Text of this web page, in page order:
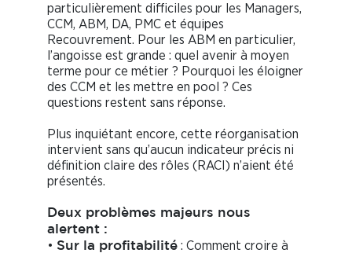
particulièrement difficiles pour les Managers,
CCM, ABM, DA, PMC et équipes
Recouvrement. Pour les ABM en particulier,
l’angoisse est grande : quel avenir à moyen
terme pour ce métier ? Pourquoi les éloigner
des CCM et les mettre en pool ? Ces
questions restent sans réponse.
Plus inquiétant encore, cette réorganisation
intervient sans qu’aucun indicateur précis ni
définition claire des rôles (RACI) n’aient été
présentés.
Deux problèmes majeurs nous
alertent :
• Sur la profitabilité : Comment croire à